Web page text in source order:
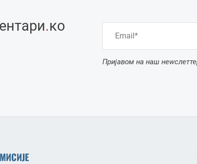
.ко
Пријавом на наш